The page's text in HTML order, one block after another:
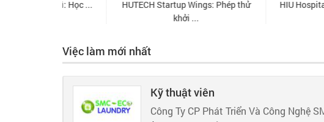
Việc làm mới nhất
Kỹ thuật viên
Công Ty CP Phát Triển Và Công Nghệ